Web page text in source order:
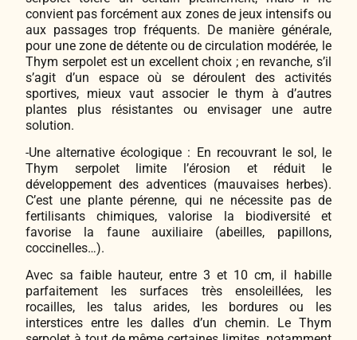
convient pas forcément aux zones de jeux intensifs ou
aux passages trop fréquents. De manière générale,
pour une zone de détente ou de circulation modérée, le
Thym serpolet est un excellent choix ; en revanche, s’il
s’agit d’un espace où se déroulent des activités
sportives, mieux vaut associer le thym à d’autres
plantes plus résistantes ou envisager une autre
solution.
-Une alternative écologique : En recouvrant le sol, le
Thym serpolet limite l’érosion et réduit le
développement des adventices (mauvaises herbes).
C’est une plante pérenne, qui ne nécessite pas de
fertilisants chimiques, valorise la biodiversité et
favorise la faune auxiliaire (abeilles, papillons,
coccinelles…).
Avec sa faible hauteur, entre 3 et 10 cm, il habille
parfaitement les surfaces très ensoleillées, les
rocailles, les talus arides, les bordures ou les
interstices entre les dalles d’un chemin. Le Thym